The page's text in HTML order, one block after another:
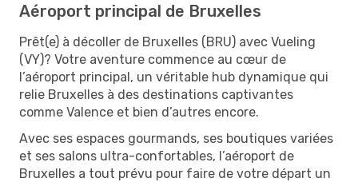
Aéroport principal de Bruxelles
Prêt(e) à décoller de Bruxelles (BRU) avec Vueling
(VY)? Votre aventure commence au cœur de
l’aéroport principal, un véritable hub dynamique qui
relie Bruxelles à des destinations captivantes
comme Valence et bien d’autres encore.
Avec ses espaces gourmands, ses boutiques variées
et ses salons ultra-confortables, l’aéroport de
Bruxelles a tout prévu pour faire de votre départ un